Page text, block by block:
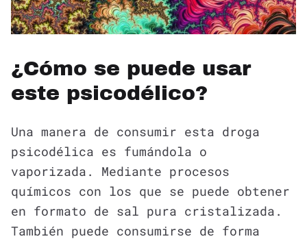
¿Cómo se puede usar
este psicodélico?
Una manera de consumir esta droga
psicodélica es fumándola o
vaporizada. Mediante procesos
químicos con los que se puede obtener
en formato de sal pura cristalizada.
También puede consumirse de forma